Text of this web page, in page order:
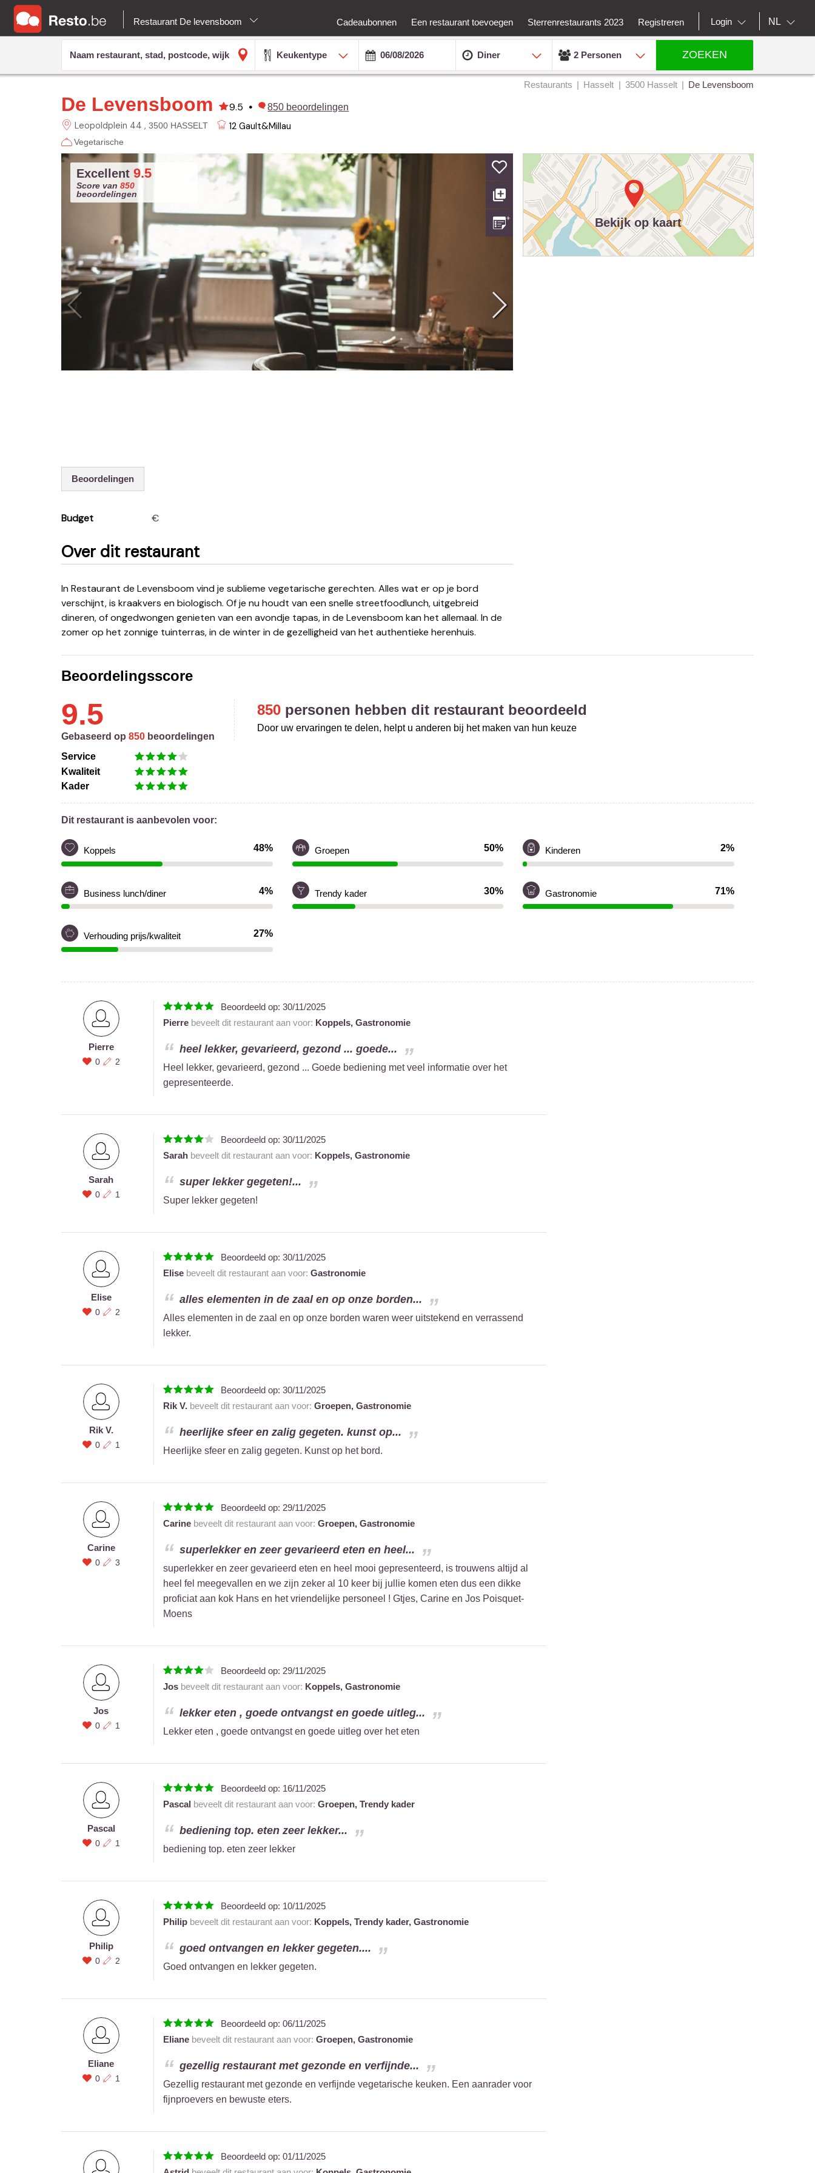
Restaurant De levensboom Cadeaubonnen Een restaurant toevoegen Sterrenrestaurants 2023 Registreren Login NL
Keukentype Diner 2 Personen ZOEKEN
Restaurants Hasselt 3500 Hasselt De Levensboom
De Levensboom 9.5 • 850 beoordelingen
Leopoldplein 44 3500 HASSELT 12Gault&Millau
Vegetarische
Excellent 9.5
Score van 850
beoordelingen
Beoordelingen
Budget €
Over dit restaurant
In Restaurant de Levensboom vind je sublieme vegetarische gerechten. Alles wat er op je bord
verschijnt, is kraakvers en biologisch. Of je nu houdt van een snelle streetfoodlunch, uitgebreid
dineren, of ongedwongen genieten van een avondje tapas, in de Levensboom kan het allemaal. In de
zomer op het zonnige tuinterras, in de winter in de gezelligheid van het authentieke herenhuis.
Bekijk op kaart
Beoordelingsscore
9.5
Gebaseerd op 850 beoordelingen
Service
Kwaliteit
Kader
850 personen hebben dit restaurant beoordeeld
Door uw ervaringen te delen, helpt u anderen bij het maken van hun keuze
Dit restaurant is aanbevolen voor:
Koppels 48% Groepen 50% Kinderen 2%
Business lunch/diner 4% Trendy kader 30% Gastronomie 71%
Verhouding prijs/kwaliteit 27%
Pierre
0 2
Beoordeeld op: 30/11/2025
Pierrebeveelt dit restaurant aan voor: Koppels, Gastronomie
heel lekker, gevarieerd, gezond ... goede...
Heel lekker, gevarieerd, gezond ... Goede bediening met veel informatie over het
gepresenteerde.
Sarah
0 1
Beoordeeld op: 30/11/2025
Sarahbeveelt dit restaurant aan voor: Koppels, Gastronomie
super lekker gegeten!...
Super lekker gegeten!
Elise
0 2
Beoordeeld op: 30/11/2025
Elisebeveelt dit restaurant aan voor: Gastronomie
alles elementen in de zaal en op onze borden...
Alles elementen in de zaal en op onze borden waren weer uitstekend en verrassend
lekker.
Rik V.
0 1
Beoordeeld op: 30/11/2025
Rik V.beveelt dit restaurant aan voor: Groepen, Gastronomie
heerlijke sfeer en zalig gegeten. kunst op...
Heerlijke sfeer en zalig gegeten. Kunst op het bord.
Carine
0 3
Beoordeeld op: 29/11/2025
Carinebeveelt dit restaurant aan voor: Groepen, Gastronomie
superlekker en zeer gevarieerd eten en heel...
superlekker en zeer gevarieerd eten en heel mooi gepresenteerd, is trouwens altijd al
heel fel meegevallen en we zijn zeker al 10 keer bij jullie komen eten dus een dikke
proficiat aan kok Hans en het vriendelijke personeel ! Gtjes, Carine en Jos Poisquet-
Moens
Jos
0 1
Beoordeeld op: 29/11/2025
Josbeveelt dit restaurant aan voor: Koppels, Gastronomie
lekker eten , goede ontvangst en goede uitleg...
Lekker eten , goede ontvangst en goede uitleg over het eten
Pascal
0 1
Beoordeeld op: 16/11/2025
Pascal beveelt dit restaurant aan voor: Groepen, Trendy kader
bediening top. eten zeer lekker...
bediening top. eten zeer lekker
Philip
0 2
Beoordeeld op: 10/11/2025
Philipbeveelt dit restaurant aan voor: Koppels, Trendy kader, Gastronomie
goed ontvangen en lekker gegeten....
Goed ontvangen en lekker gegeten.
Eliane
0 1
Beoordeeld op: 06/11/2025
Elianebeveelt dit restaurant aan voor: Groepen, Gastronomie
gezellig restaurant met gezonde en verfijnde...
Gezellig restaurant met gezonde en verfijnde vegetarische keuken. Een aanrader voor
fijnproevers en bewuste eters.
Beoordeeld op: 01/11/2025